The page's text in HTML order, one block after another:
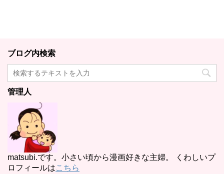
ブログ内検索
管理人
matsubi.です。小さい頃から漫画好きな主婦。 くわしいプ
ロフィールはこちら